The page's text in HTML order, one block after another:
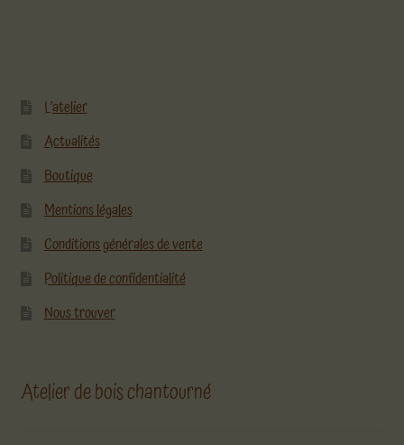
L’atelier
Actualités
Boutique
Mentions légales
Conditions générales de vente
Politique de confidentialité
Nous trouver
Atelier de bois chantourné